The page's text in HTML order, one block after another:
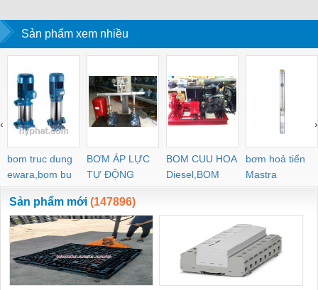
Sản phẩm xem nhiều
bom truc dung
ewara,bom bu
ewara
BƠM ÁP LỰC
TỰ ĐỘNG
BOM CUU HOA
Diesel,BOM
CHUA CHAY
bơm hoả tiển
Mastra
‹ ›
Sản phẩm mới (147896)